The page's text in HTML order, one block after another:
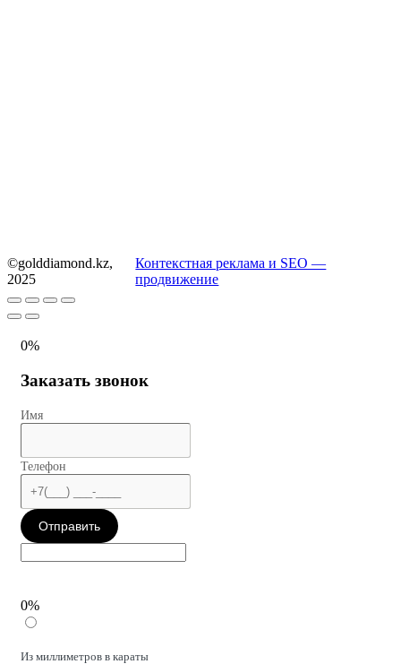
©golddiamond.kz,
2025
Контекстная реклама и SEO —
продвижение
0%
Заказать звонок
Имя
Телефон
Отправить
0%
Из миллиметров в караты